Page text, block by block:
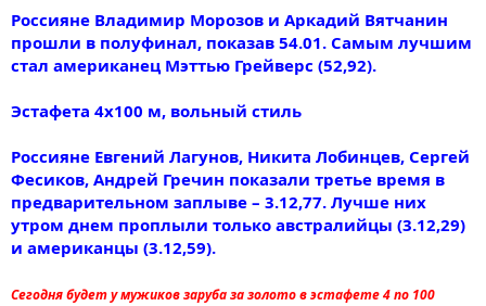
Россияне Владимир Морозов и Аркадий Вятчанин
прошли в полуфинал, показав 54.01. Самым лучшим
стал американец Мэттью Грейверс (52,92).
Эстафета 4x100 м, вольный стиль
Россияне Евгений Лагунов, Никита Лобинцев, Сергей
Фесиков, Андрей Гречин показали третье время в
предварительном заплыве – 3.12,77. Лучше них
утром днем проплыли только австралийцы (3.12,29)
и американцы (3.12,59).
Сегодня будет у мужиков заруба за золото в эстафете 4 по 100